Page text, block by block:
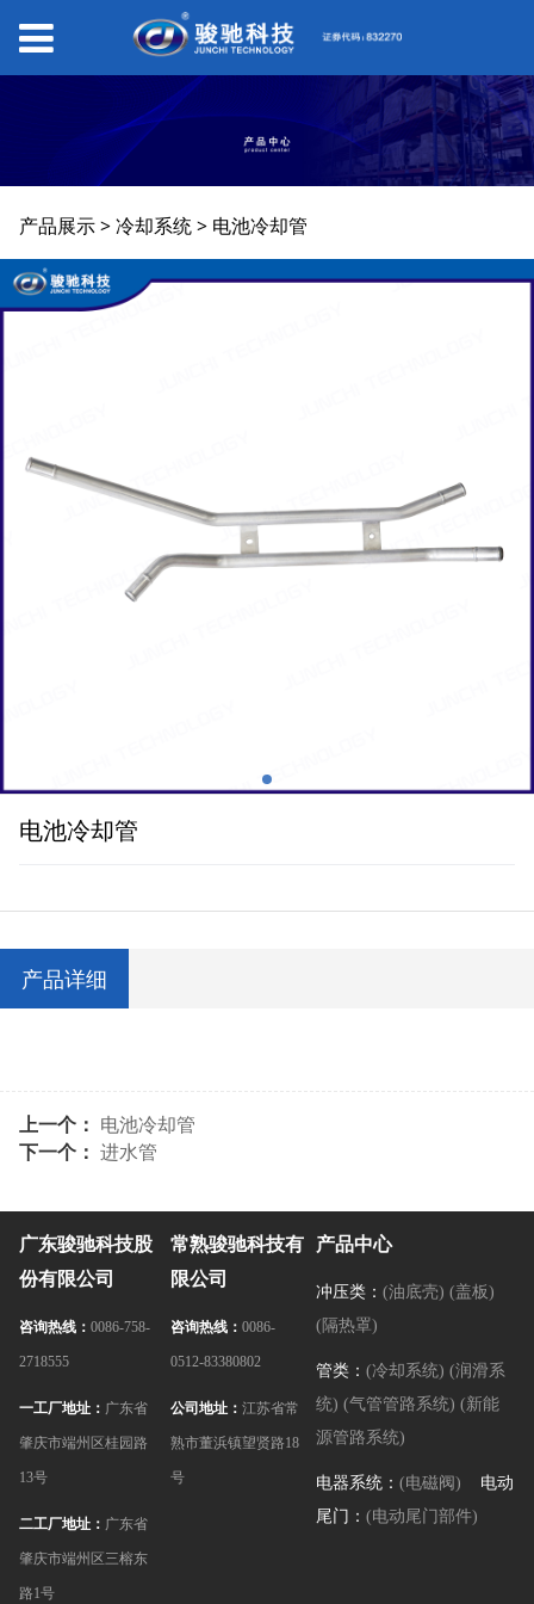
电池冷却管
产品展示>冷却系统> 电池冷却管
电池冷却管
产品详细
上一个： 电池冷却管
下一个： 进水管
广东骏驰科技股
份有限公司
咨询热线： 0086-758-
2718555
一工厂地址： 广东省
肇庆市端州区桂园路
13号
二工厂地址： 广东省
肇庆市端州区三榕东
路1号
常熟骏驰科技有
限公司
咨询热线： 0086-
0512-83380802
公司地址： 江苏省常
熟市董浜镇望贤路18
号
产品中心
冲压类： (油底壳) (盖板)
(隔热罩)
管类： (冷却系统) (润滑系
统) (气管管路系统) (新能
源管路系统)
电器系统： (电磁阀) 电动
尾门： (电动尾门部件)